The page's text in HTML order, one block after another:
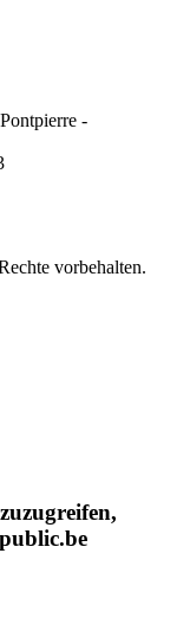
-
vorbehalten.
zuzugreifen,